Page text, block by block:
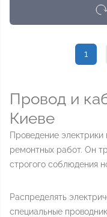
1
Провод и
Киеве
Проведение электрики
ремонтных работ. Он
строгого соблюдения
Распределять
специальные